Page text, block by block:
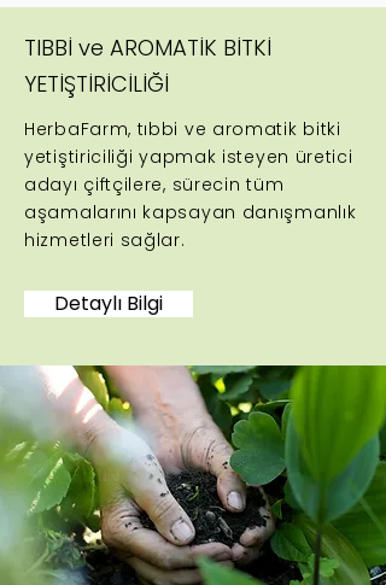
TIBBİ ve AROMATİK BİTKİ
YETİŞTİRİCİLİĞİ
HerbaFarm, tıbbi ve aromatik bitki
yetiştiriciliği yapmak isteyen üretici
adayı çiftçilere, sürecin tüm
aşamalarını kapsayan danışmanlık
hizmetleri sağlar.
Detaylı Bilgi